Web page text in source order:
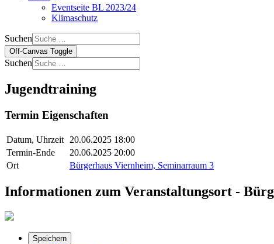
Eventseite BL 2023/24
Klimaschutz
Suchen
Off-Canvas Toggle
Suchen
Jugendtraining
Termin Eigenschaften
Datum, Uhrzeit
20.06.2025 18:00
Termin-Ende
20.06.2025 20:00
Ort
Bürgerhaus Viernheim, Seminarraum 3
Informationen zum Veranstaltungsort -
Speichern